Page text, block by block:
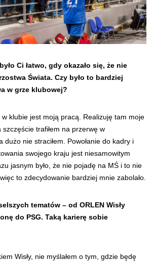
Ci łatwo, gdy okazało się, że nie
Świata. Czy było to bardziej
w grze klubowej?
w klubie jest moją pracą. Realizuję tam moje
trafiłem na przerwę w
dużo nie straciłem. Powołanie do kadry i
swojego kraju jest niesamowitym
jasnym było, że nie pojadę na MŚ i to nie
to zdecydowanie bardziej mnie zabolało.
tematów – od ORLEN Wisły
do PSG. Taką karierę sobie
Wisły, nie myślałem o tym, gdzie będę